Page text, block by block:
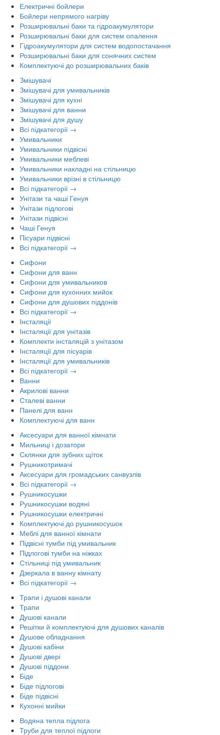
Електричні бойлери
Бойлери непрямого нагріву
Розширювальні баки та гідроакумулятори
Розширювальні баки для систем опалення
Гідроакумулятори для систем водопостачання
Розширювальні баки для сонячних систем
Комплектуючі до розширювальних баків
Змішувачі
Змішувачі для умивальників
Змішувачі для кухні
Змішувачі для ванни
Змішувачі для душу
Всі підкатегорії →
Умивальники
Умивальники підвісні
Умивальники меблеві
Умивальники накладні на стільницю
Умивальники врізні в стільницю
Всі підкатегорії →
Унітази та чаші Генуя
Унітази підлогові
Унітази підвісні
Чаші Генуя
Пісуари підвісні
Всі підкатегорії →
Сифони
Сифони для ванн
Сифони для умивальников
Сифони для кухонних мийок
Сифони для душових піддонів
Всі підкатегорії →
Інсталяції
Інсталяції для унітазів
Комплекти інсталяцій з унітазом
Інсталяції для пісуарів
Інсталяції для умивальників
Всі підкатегорії →
Ванни
Акрилові ванни
Сталеві ванни
Панелі для ванн
Комплектуючі для ванн
Аксесуари для ванної кімнати
Мильниці і дозатори
Склянки для зубних щіток
Рушникотримачі
Аксесуари для громадських санвузлів
Всі підкатегорії →
Рушникосушки
Рушникосушки водяні
Рушникосушки електричні
Комплектуючі до рушникосушок
Меблі для ванної кімнати
Підвісні тумби під умивальник
Підлогові тумби на ніжках
Стільниці під умивальник
Дзеркала в ванну кімнату
Всі підкатегорії →
Трапи і душові канали
Трапи
Душові канали
Решітки й комплектуючі для душових каналів
Душове обладнання
Душові кабіни
Душові двері
Душові піддони
Біде
Біде підлогові
Біде підвісні
Кухонні мийки
Водяна тепла підлога
Труби для теплої підлоги